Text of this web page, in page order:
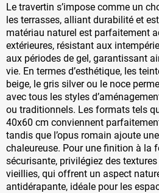
Le travertin s’impose comme un
les terrasses, alliant durabilité et
matériau naturel est parfaitement
extérieures, résistant aux
aux périodes de gel, garantissant
vie. En termes d’esthétique, les
beige, le gris silver ou le noce
avec tous les styles
ou traditionnels. Les formats tels
40x60 cm conviennent
tandis que l’opus romain ajoute
chaleureuse. Pour une finition à la
sécurisante, privilégiez des
vieillies, qui offrent un aspect
antidérapante, idéale pour les